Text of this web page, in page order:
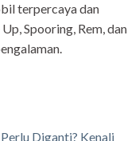
terpercaya dan
Spooring, Rem, dan
Diganti? Kenali